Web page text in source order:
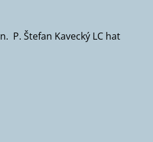
P. Štefan Kavecký LC hat